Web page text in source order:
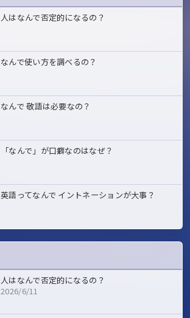
人はなんで否定的になるの？
なんで使い方を調べるの？
なんで 敬語は必要なの？
「なんで」が口癖なのはなぜ？
英語ってなんで イントネーションが大事？
人はなんで否定的になるの？
2026/6/11